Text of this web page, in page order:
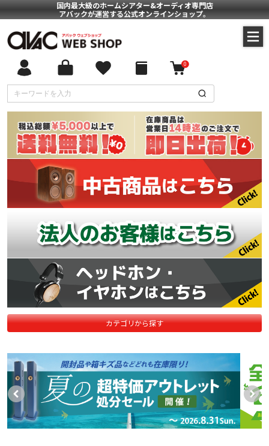
国内最大級のホームシアター&オーディオ専門店
アバックが運営する公式オンラインショップ。
0
カテゴリから探す